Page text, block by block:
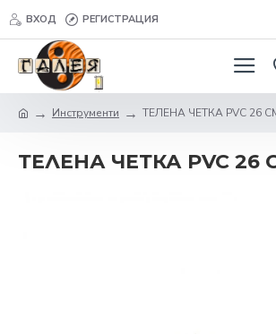
ВХОД РЕГИСТРАЦИЯ
Инструменти ТЕЛЕНА ЧЕТКА PVC 26
ТЕЛЕНА ЧЕТКА PVC 26